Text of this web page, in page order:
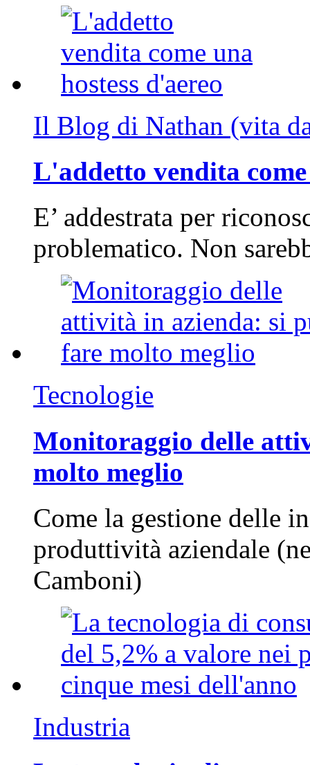
Il Blog di Nathan (vita
L'addetto vendita
E’ addestrata per
problematico. Non
Tecnologie
Monitoraggio delle
molto meglio
Come la gestione delle
produttività aziendale
Camboni)
Industria